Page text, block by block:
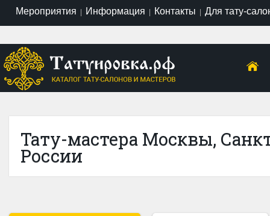
Мероприятия | Информация | Контакты | Для тату-
Тату-мастера Москвы,
России